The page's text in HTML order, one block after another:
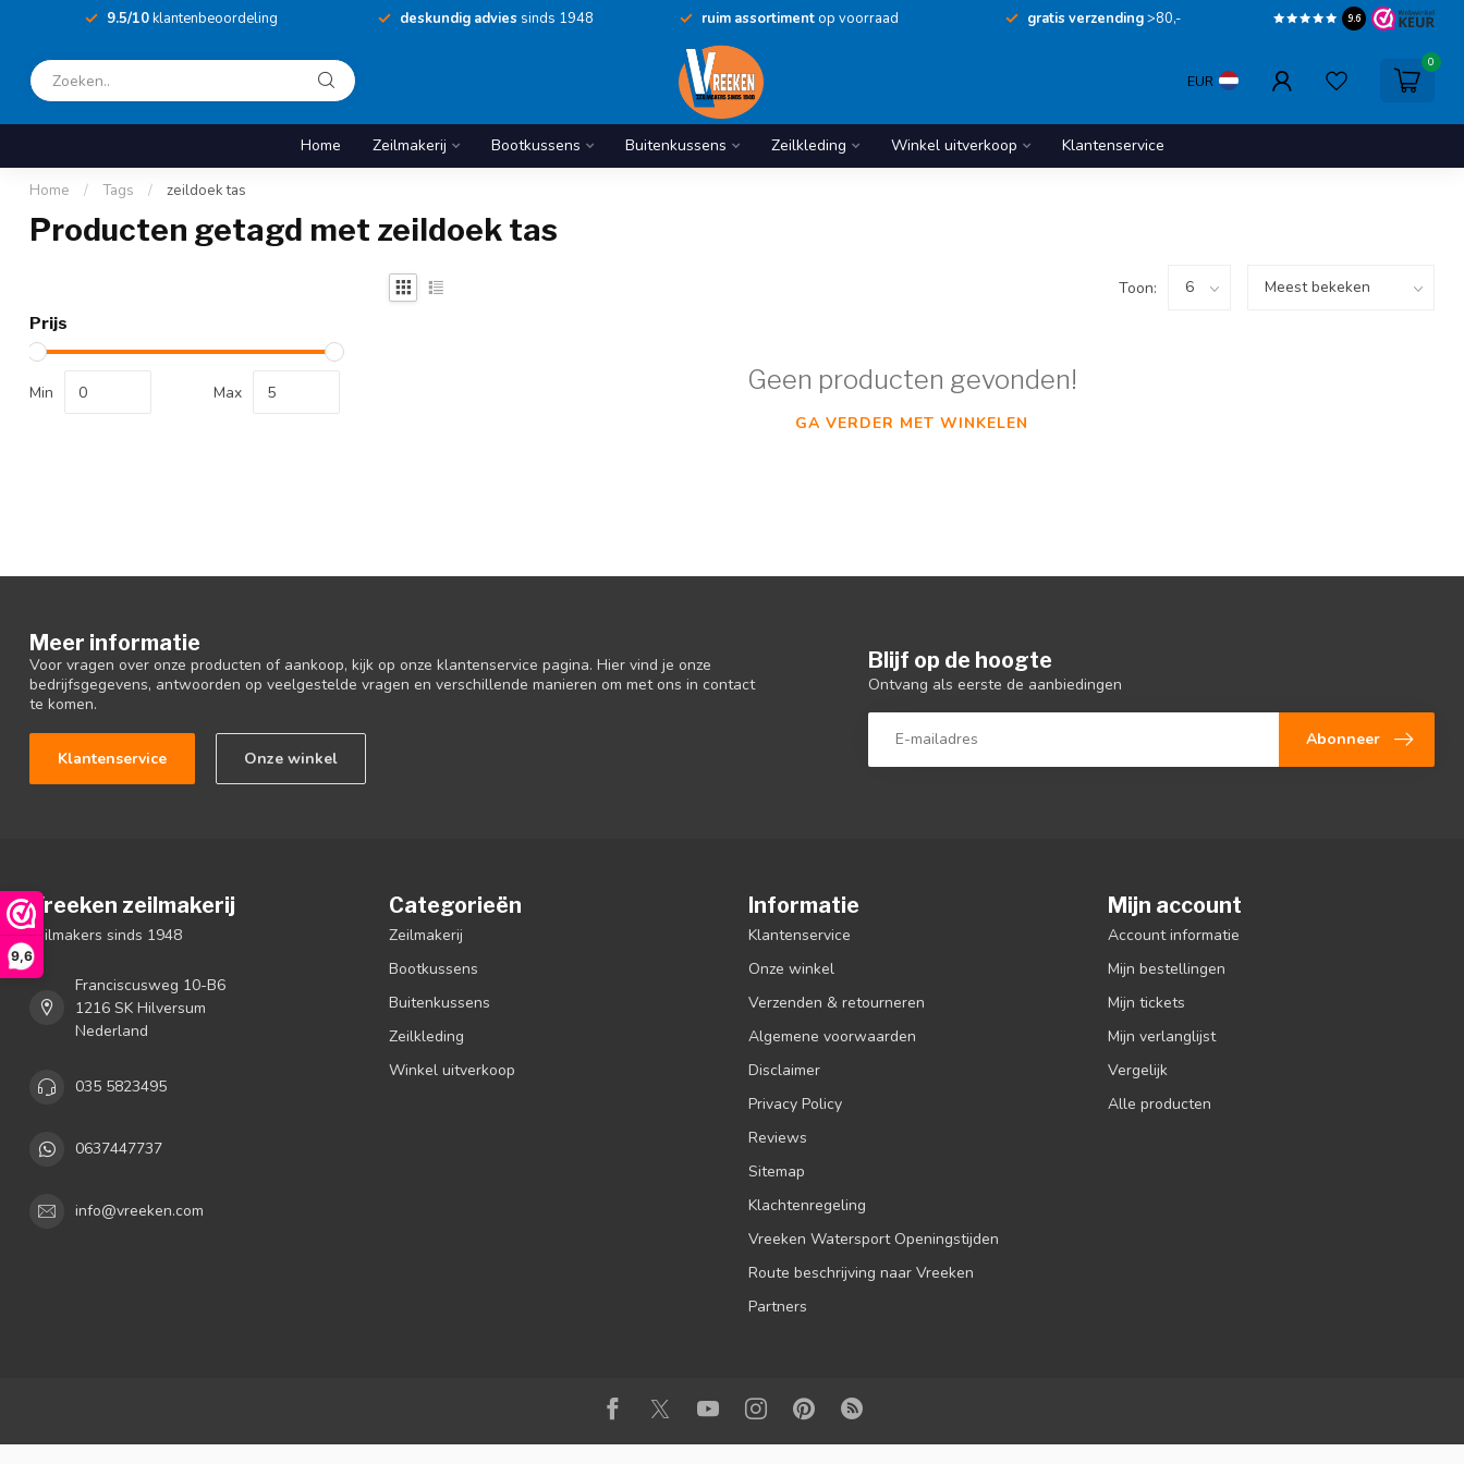
9,6
9.5/10klantenbeoordeling deskundig advies sinds 1948 ruim assortimentop voorraad gratis verzending>80,- 9.6
EUR
0
Home Zeilmakerij Bootkussens Buitenkussens Zeilkleding Winkel uitverkoop Klantenservice
Home / Tags / zeildoek tas
Producten getagd met zeildoek tas
Prijs
Min Max
Toon:
Geen producten gevonden!
GA VERDER MET WINKELEN
Meer informatie
Voor vragen over onze producten of aankoop, kijk op onze klantenservice pagina. Hier vind je onze
bedrijfsgegevens, antwoorden op veelgestelde vragen en verschillende manieren om met ons in contact
te komen.
Klantenservice Onze winkel
Blijf op de hoogte
Ontvang als eerste de aanbiedingen
Abonneer
Vreeken zeilmakerij
zeilmakers sinds 1948
Franciscusweg 10-B6
1216 SK Hilversum
Nederland
035 5823495
0637447737
info@vreeken.com
Categorieën
Zeilmakerij
Bootkussens
Buitenkussens
Zeilkleding
Winkel uitverkoop
Informatie
Klantenservice
Onze winkel
Verzenden & retourneren
Algemene voorwaarden
Disclaimer
Privacy Policy
Reviews
Sitemap
Klachtenregeling
Vreeken Watersport Openingstijden
Route beschrijving naar Vreeken
Partners
Mijn account
Account informatie
Mijn bestellingen
Mijn tickets
Mijn verlanglijst
Vergelijk
Alle producten